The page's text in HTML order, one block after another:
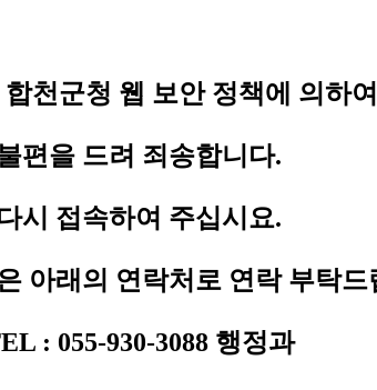
천군청 웹 보안 정책에 의하
편을 드려 죄송합니다.
시 접속하여 주십시요.
아래의 연락처로 연락 부탁드
: 055-930-3088 행정과